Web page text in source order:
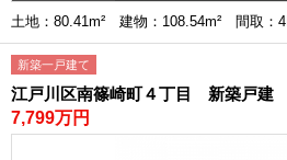
土地：80.41m² 建物：108.54m² 間取：
新築一戸建て
江戸川区南篠崎町４丁目 新築戸建
7,799万円